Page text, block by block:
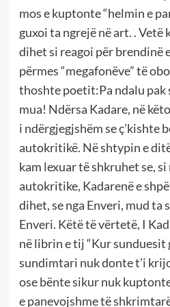
mos e kuptonte “helmin e
guxoi ta ngrejë në art. .
dihet si reagoi për brendinë
përmes “megafonëve” të
thoshte poetit:Pa ndalu pak
mua! Ndërsa Kadare, në
i ndërgjegjshëm se ç’kishte
autokritikë. Në shtypin e
kam lexuar të shkruhet se,
autokritike, Kadarenë e
dihet, se nga Enveri, mud ta
Enveri. Këtë të vërtetë, I
në librin e tij “Kur sunduesit
sundimtari nuk donte t’i
ose bënte sikur nuk
e panevojshme të